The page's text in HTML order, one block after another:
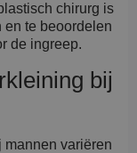
chirurg is
en te beoordelen
de ingreep.
bij
mannen variëren